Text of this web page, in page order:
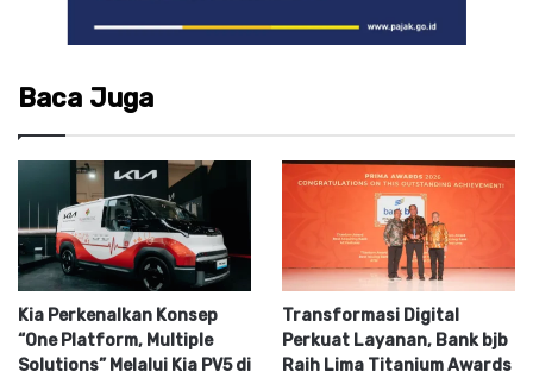
Baca Juga
Kia Perkenalkan Konsep
“One Platform, Multiple
Solutions” Melalui Kia PV5 di
Transformasi Digital
Perkuat Layanan, Bank bjb
Raih Lima Titanium Awards